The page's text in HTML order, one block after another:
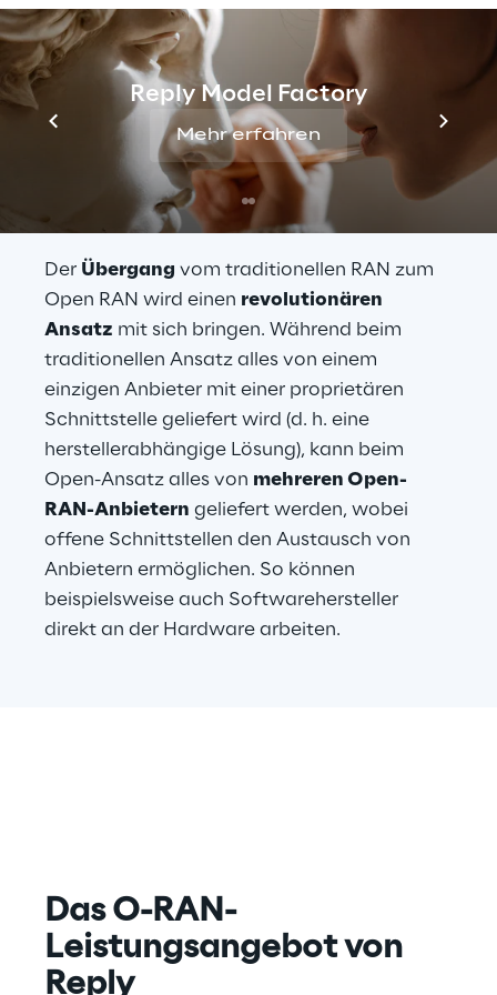
Reply Model Factory
Mehr erfahren
(RANaaS) Geschäftsmodells geschaffen.
RAN-TO-ORAN
Übergang
Der Übergang vom traditionellen RAN zum
Open RAN wird einen revolutionären
Ansatz mit sich bringen. Während beim
traditionellen Ansatz alles von einem
einzigen Anbieter mit einer proprietären
Schnittstelle geliefert wird (d. h. eine
herstellerabhängige Lösung), kann beim
Open-Ansatz alles von mehreren Open-
RAN-Anbietern geliefert werden, wobei
offene Schnittstellen den Austausch von
Anbietern ermöglichen. So können
beispielsweise auch Softwarehersteller
direkt an der Hardware arbeiten.
Das O-RAN-
Leistungsangebot von
Reply